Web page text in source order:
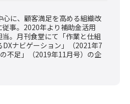
に、顧客満足を高める組織改
事。2020年より補助金活用
。月刊食堂にて「作業と仕組
ナビゲーション」（2021年7
不足」（2019年11月号）の企